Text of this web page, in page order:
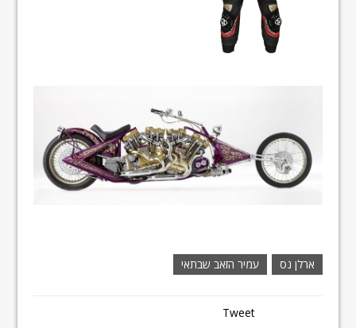
ארלן נס עמיר הזאב שבתאי
Tweet